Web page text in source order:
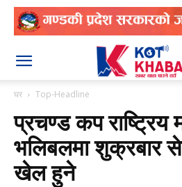
घर Top-Headline
प्रचण्ड कप राष्ट्रिय
भलिबलमा शुक्रबार
खेल हुने